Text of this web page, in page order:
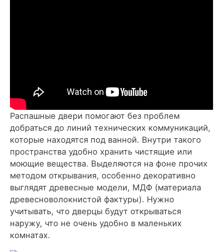
Распашные двери помогают без проблем
добраться до линий технических коммуникаций,
которые находятся под ванной. Внутри такого
пространства удобно хранить чистящие или
моющие вещества. Выделяются на фоне прочих
методом открывания, особенно декоративно
выглядят древесные модели, МДФ (материала
древесноволокнистой фактуры). Нужно
учитывать, что дверцы будут открываться
наружу, что не очень удобно в маленьких
комнатах.